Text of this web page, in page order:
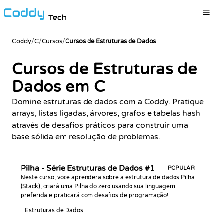
Tech
Coddy/C/Cursos/Cursos de Estruturas de Dados
Cursos de Estruturas de
Dados em C
Domine estruturas de dados com a Coddy. Pratique
arrays, listas ligadas, árvores, grafos e tabelas hash
através de desafios práticos para construir uma
base sólida em resolução de problemas.
Pilha - Série Estruturas de Dados #1 POPULAR
Neste curso, você aprenderá sobre a estrutura de dados Pilha
(Stack), criará uma Pilha do zero usando sua linguagem
preferida e praticará com desafios de programação!
Estruturas de Dados